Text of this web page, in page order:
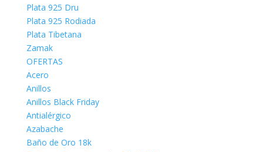
Plata 925 Dru
Plata 925 Rodiada
Plata Tibetana
Zamak
OFERTAS
Acero
Anillos
Anillos Black Friday
Antialérgico
Azabache
Baño de Oro 18k